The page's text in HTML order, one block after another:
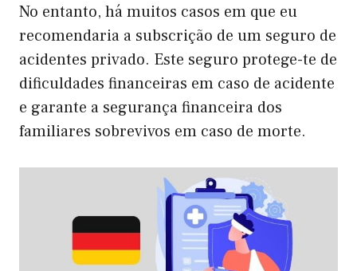
No entanto, há muitos casos em que eu
recomendaria a subscrição de um seguro de
acidentes privado. Este seguro protege-te de
dificuldades financeiras em caso de acidente
e garante a segurança financeira dos
familiares sobrevivos em caso de morte.